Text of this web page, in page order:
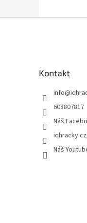
Kontakt
info@
608807817
Náš
Náš